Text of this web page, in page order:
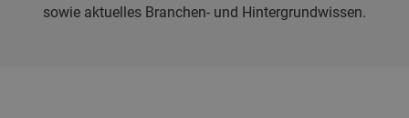
sowie aktuelles Branchen- und Hintergrundwissen.